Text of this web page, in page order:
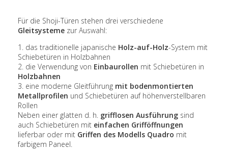
Für die Shoji-Türen stehen drei verschiedene
Gleitsysteme zur Auswahl:
1. das traditionelle japanische Holz-auf-Holz-System mit
Schiebetüren in Holzbahnen
2. die Verwendung von Einbaurollen mit Schiebetüren in
Holzbahnen
3. eine moderne Gleitführung mit bodenmontierten
Metallprofilen und Schiebetüren auf höhenverstellbaren
Rollen
Neben einer glatten d. h. grifflosen Ausführung sind
auch Schiebetüren mit einfachen Grifföffnungen
lieferbar oder mit Griffen des Modells Quadro mit
farbigem Paneel.